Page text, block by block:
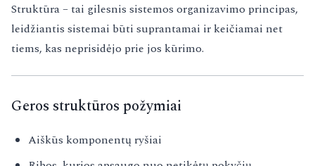
Struktūra – tai gilesnis sistemos organizavimo principas,
leidžiantis sistemai būti suprantamai ir keičiamai net
tiems, kas neprisidėjo prie jos kūrimo.
Geros struktūros požymiai
Aiškūs komponentų ryšiai